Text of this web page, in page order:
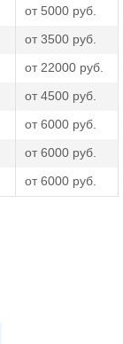
от 5000 руб.
от 3500 руб.
от 22000 руб.
от 4500 руб.
от 6000 руб.
от 6000 руб.
от 6000 руб.